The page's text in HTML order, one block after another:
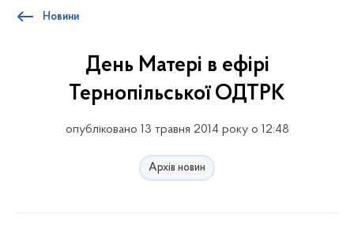
Новини
День Матері в ефірі
Тернопільської ОДТРК
опубліковано 13 травня 2014 року о 12:48
Архів новин